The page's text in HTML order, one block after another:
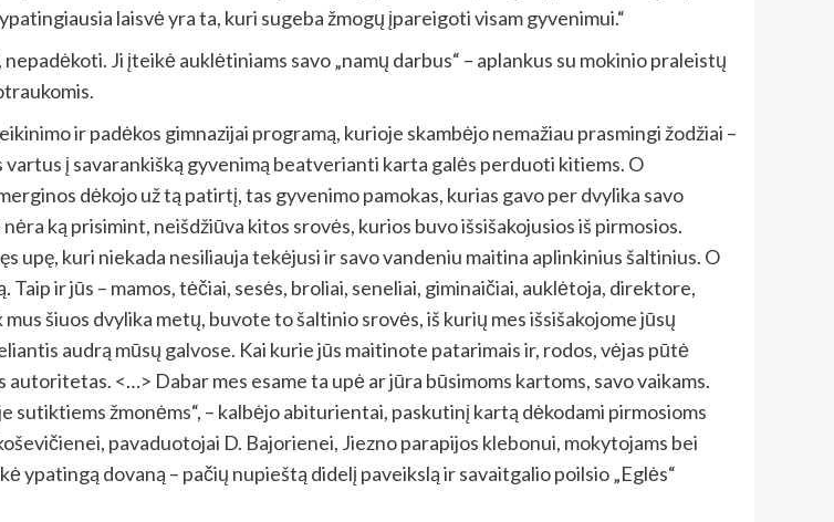
laisvė yra ta, kuri sugeba žmogų įpareigoti visam gyvenimui.“
Ji įteikė auklėtiniams savo „namų darbus“ – aplankus su mokinio praleistų
ir padėkos gimnazijai programą, kurioje skambėjo nemažiau prasmingi žodžiai –
į savarankišką gyvenimą beatverianti karta galės perduoti kitiems. O
dėkojo už tą patirtį, tas gyvenimo pamokas, kurias gavo per dvylika savo
ką prisimint, neišdžiūva kitos srovės, kurios buvo išsišakojusios iš pirmosios.
upę, kuri niekada nesiliauja tekėjusi ir savo vandeniu maitina aplinkinius šaltinius. O
ir jūs – mamos, tėčiai, sesės, broliai, seneliai, giminaičiai, auklėtoja, direktore,
šiuos dvylika metų, buvote to šaltinio srovės, iš kurių mes išsišakojome jūsų
audrą mūsų galvose. Kai kurie jūs maitinote patarimais ir, rodos, vėjas pūtė
<…> Dabar mes esame ta upė ar jūra būsimoms kartoms, savo vaikams.
žmonėms“, – kalbėjo abiturientai, paskutinį kartą dėkodami pirmosioms
pavaduotojai D. Bajorienei, Jiezno parapijos klebonui, mokytojams bei
ypatingą dovaną – pačių nupieštą didelį paveikslą ir savaitgalio poilsio „Eglės“